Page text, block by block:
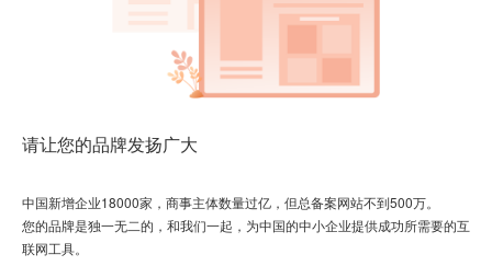
请让您的品牌发扬广大
中国新增企业18000家，商事主体数量过亿，但总备案网站不到500万。
您的品牌是独一无二的，和我们一起，为中国的中小企业提供成功所需要的互
联网工具。